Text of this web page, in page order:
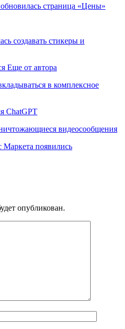
страница «Цены»
создавать стикеры и
Еще от автора
в комплексное
ChatGPT
видеосообщения
Маркета появились
опубликован.